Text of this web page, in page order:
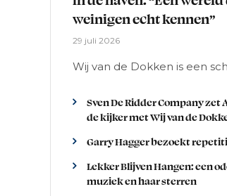
weinigen echt kennen”
29 juli 2026
Wij van de Dokken is een
Sven De Ridder Company
de kijker met Wij van de
Garry Hagger bezoekt
Lekker Blijven Hangen: een
muziek en haar sterren